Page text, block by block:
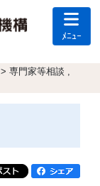
ﾒﾆｭｰ
専門家等相談 ,